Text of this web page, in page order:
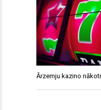
Ārzemju kazino